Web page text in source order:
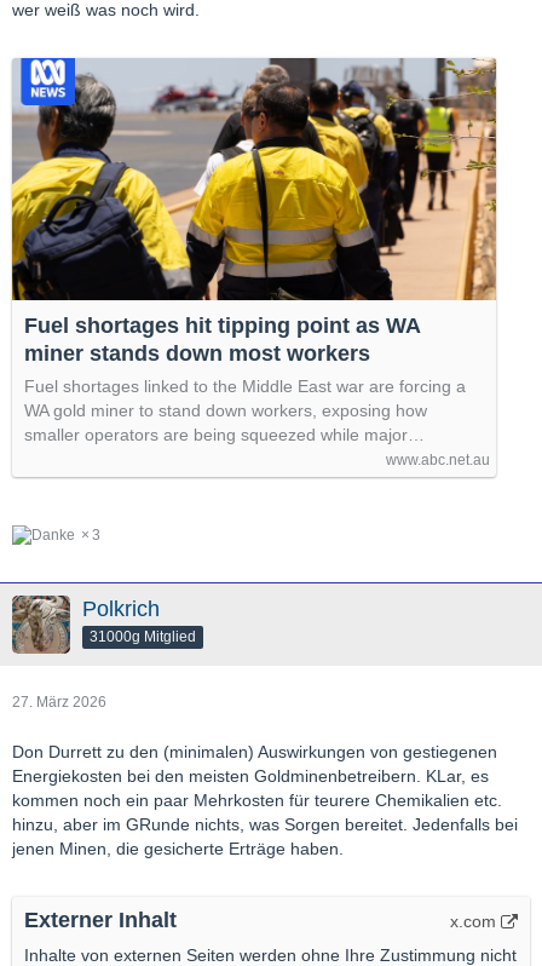
wer weiß was noch wird.
Fuel shortages hit tipping point as WA
miner stands down most workers
Fuel shortages linked to the Middle East war are forcing a
WA gold miner to stand down workers, exposing how
smaller operators are being squeezed while major…
www.abc.net.au
3
Polkrich
31000g Mitglied
27. März 2026
Don Durrett zu den (minimalen) Auswirkungen von gestiegenen
Energiekosten bei den meisten Goldminenbetreibern. KLar, es
kommen noch ein paar Mehrkosten für teurere Chemikalien etc.
hinzu, aber im GRunde nichts, was Sorgen bereitet. Jedenfalls bei
jenen Minen, die gesicherte Erträge haben.
Externer Inhalt
x.com
Inhalte von externen Seiten werden ohne Ihre Zustimmung nicht